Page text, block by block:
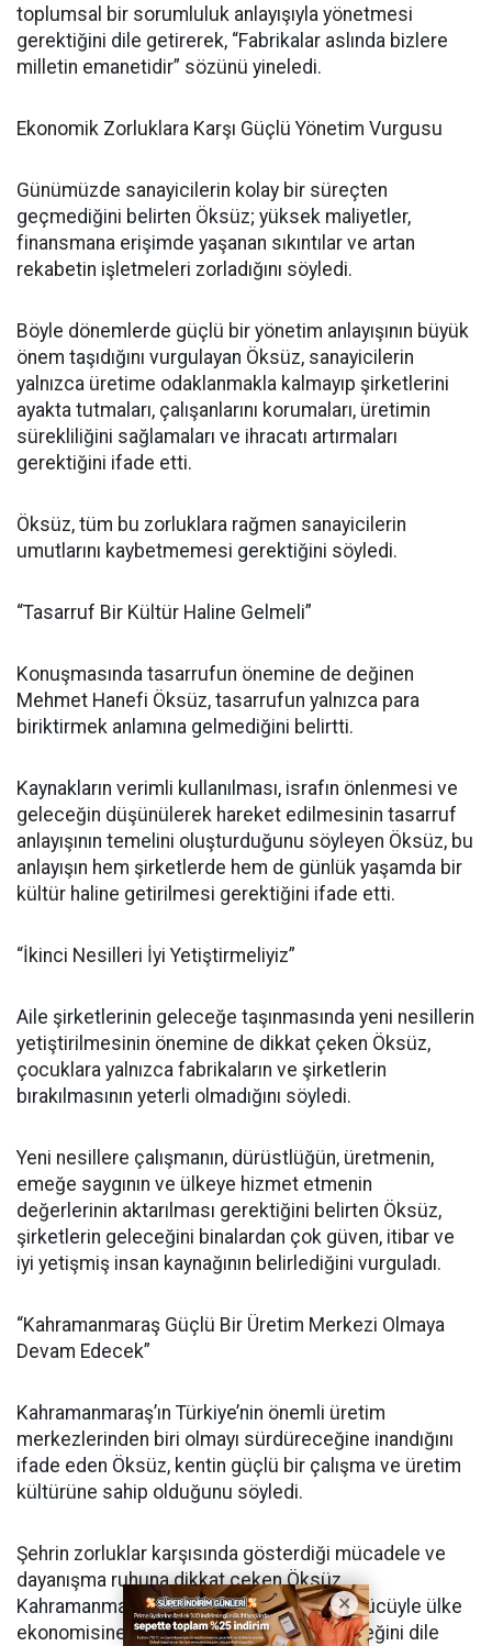
toplumsal bir sorumluluk anlayışıyla yönetmesi
gerektiğini dile getirerek, “Fabrikalar aslında bizlere
milletin emanetidir” sözünü yineledi.
Ekonomik Zorluklara Karşı Güçlü Yönetim Vurgusu
Günümüzde sanayicilerin kolay bir süreçten
geçmediğini belirten Öksüz; yüksek maliyetler,
finansmana erişimde yaşanan sıkıntılar ve artan
rekabetin işletmeleri zorladığını söyledi.
Böyle dönemlerde güçlü bir yönetim anlayışının büyük
önem taşıdığını vurgulayan Öksüz, sanayicilerin
yalnızca üretime odaklanmakla kalmayıp şirketlerini
ayakta tutmaları, çalışanlarını korumaları, üretimin
sürekliliğini sağlamaları ve ihracatı artırmaları
gerektiğini ifade etti.
Öksüz, tüm bu zorluklara rağmen sanayicilerin
umutlarını kaybetmemesi gerektiğini söyledi.
“Tasarruf Bir Kültür Haline Gelmeli”
Konuşmasında tasarrufun önemine de değinen
Mehmet Hanefi Öksüz, tasarrufun yalnızca para
biriktirmek anlamına gelmediğini belirtti.
Kaynakların verimli kullanılması, israfın önlenmesi ve
geleceğin düşünülerek hareket edilmesinin tasarruf
anlayışının temelini oluşturduğunu söyleyen Öksüz, bu
anlayışın hem şirketlerde hem de günlük yaşamda bir
kültür haline getirilmesi gerektiğini ifade etti.
“İkinci Nesilleri İyi Yetiştirmeliyiz”
Aile şirketlerinin geleceğe taşınmasında yeni nesillerin
yetiştirilmesinin önemine de dikkat çeken Öksüz,
çocuklara yalnızca fabrikaların ve şirketlerin
bırakılmasının yeterli olmadığını söyledi.
Yeni nesillere çalışmanın, dürüstlüğün, üretmenin,
emeğe saygının ve ülkeye hizmet etmenin
değerlerinin aktarılması gerektiğini belirten Öksüz,
şirketlerin geleceğini binalardan çok güven, itibar ve
iyi yetişmiş insan kaynağının belirlediğini vurguladı.
“Kahramanmaraş Güçlü Bir Üretim Merkezi Olmaya
Devam Edecek”
Kahramanmaraş’ın Türkiye’nin önemli üretim
merkezlerinden biri olmayı sürdüreceğine inandığını
ifade eden Öksüz, kentin güçlü bir çalışma ve üretim
kültürüne sahip olduğunu söyledi.
Şehrin zorluklar karşısında gösterdiği mücadele ve
dayanışma ruhuna dikkat çeken Öksüz,
Kahramanmaraş’ın gelecekte de üretim gücüyle ülke
ekonomisine katkı sunmaya devam edeceğini dile